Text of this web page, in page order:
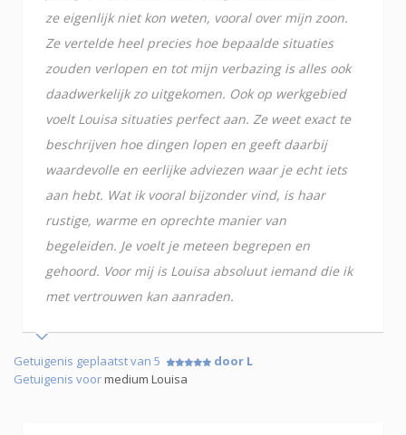
ze eigenlijk niet kon weten, vooral over mijn zoon.
Ze vertelde heel precies hoe bepaalde situaties
zouden verlopen en tot mijn verbazing is alles ook
daadwerkelijk zo uitgekomen. Ook op werkgebied
voelt Louisa situaties perfect aan. Ze weet exact te
beschrijven hoe dingen lopen en geeft daarbij
waardevolle en eerlijke adviezen waar je echt iets
aan hebt. Wat ik vooral bijzonder vind, is haar
rustige, warme en oprechte manier van
begeleiden. Je voelt je meteen begrepen en
gehoord. Voor mij is Louisa absoluut iemand die ik
met vertrouwen kan aanraden.
Getuigenis geplaatst van 5
door L
Getuigenis voormedium Louisa